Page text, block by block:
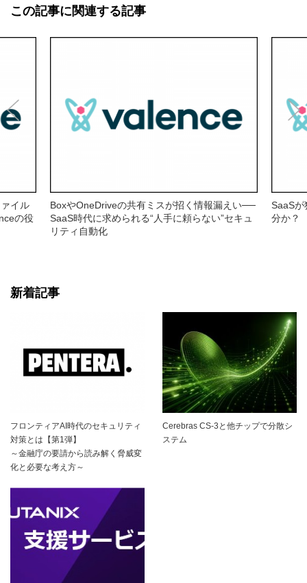
この記事に関連する記事
イル
の役
BoxやOneDriveの共有ミスが招く情報漏えい──
SaaS時代に求められる“人手に頼らない”セキュ
リティ自動化
SaaSが
分か？
新着記事
フロンティアAI時代のセキュリティ
対策とは【第1弾】
～金融庁の要請から読み解く脅威変
化と必要な考え方～
Cerebras CS-3と他チップで分散シ
ステム